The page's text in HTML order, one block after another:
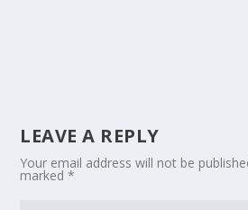
LEAVE A REPLY
Your email address will not be
marked*